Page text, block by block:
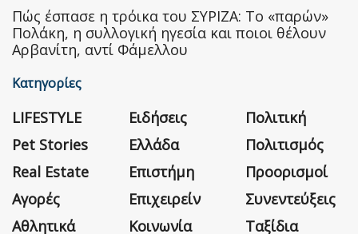
Πώς έσπασε η τρόικα του ΣΥΡΙΖΑ: Το «παρών»
Πολάκη, η συλλογική ηγεσία και ποιοι θέλουν
Αρβανίτη, αντί Φάμελλου
Κατηγορίες
LIFESTYLE
Pet Stories
Real Estate
Αγορές
Αθλητικά
Ειδήσεις
Ελλάδα
Επιστήμη
Επιχειρείν
Κοινωνία
Πολιτική
Πολιτισμός
Προορισμοί
Συνεντεύξεις
Ταξίδια